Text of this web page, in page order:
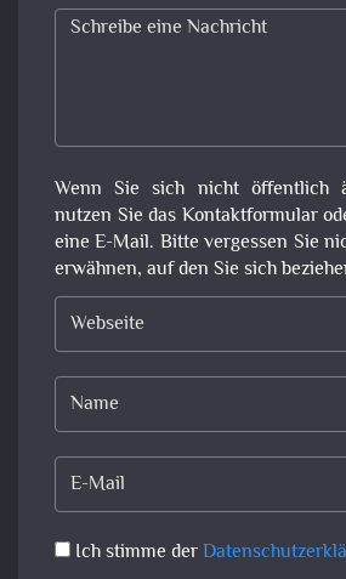
Wenn Sie sich nicht öffentlich
nutzen Sie das Kontaktformular
eine E-Mail. Bitte vergessen Sie
erwähnen, auf den Sie sich
Ich stimme der